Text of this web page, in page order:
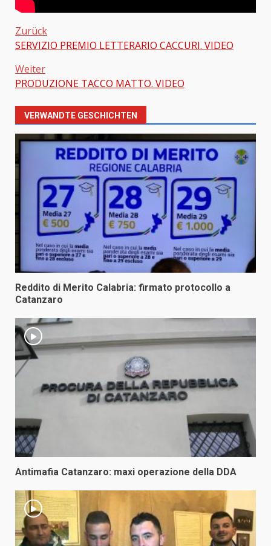
Beitragsnavigation
Zurück
SERVIZIO PREMIO LETTERARIO CACCURI. VIDEO
Weiter
PRODUZIONE TACCO MATTO. VIDEO
VERWANDTE GESCHICHTEN
Reddito di Merito Calabria: firmato protocollo a
Catanzaro
Antimafia Catanzaro: maxi operazione della DDA